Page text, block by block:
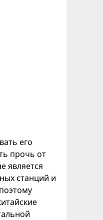
его
прочь от
является
станций и